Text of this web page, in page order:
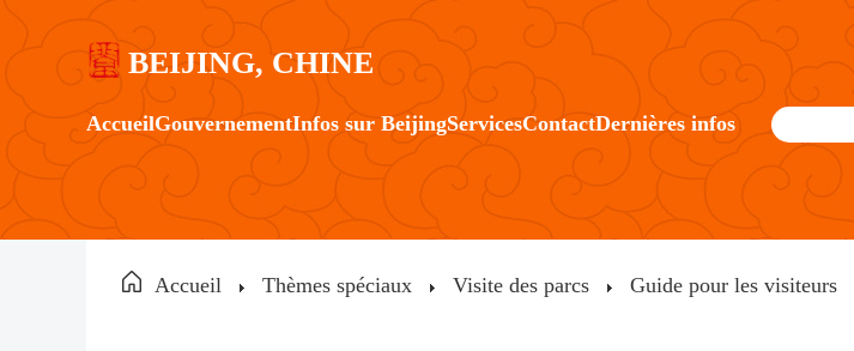
BEIJING, CHINE
AccueilGouvernementInfos sur BeijingServicesContactDernières infos
Accueil Thèmes spéciaux Visite des parcs Guide pour les visiteurs